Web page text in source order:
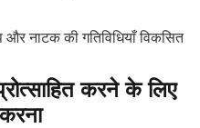
नाटक की गतिविधियाँ विकसित
करने के लिए